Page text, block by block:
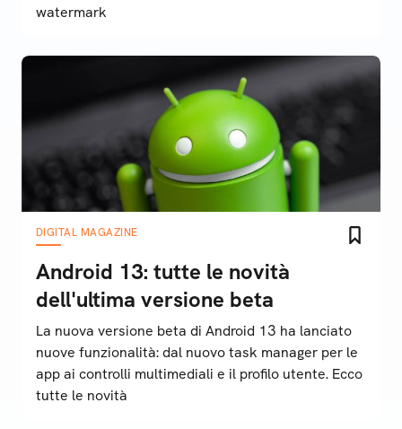
watermark
DIGITAL MAGAZINE
Android 13: tutte le novità
dell'ultima versione beta
La nuova versione beta di Android 13 ha lanciato
nuove funzionalità: dal nuovo task manager per le
app ai controlli multimediali e il profilo utente. Ecco
tutte le novità